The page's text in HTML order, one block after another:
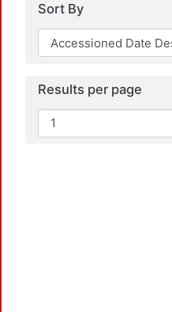
Sort By
Results per page